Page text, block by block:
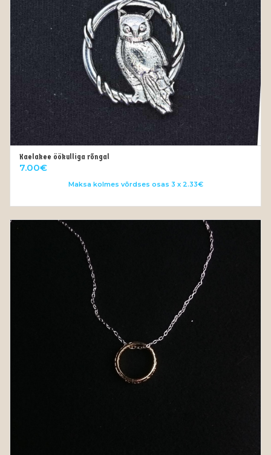
Kaelakee öökulliga rõngal
7.00€
Maksa kolmes võrdses osas 3 x 2.33€